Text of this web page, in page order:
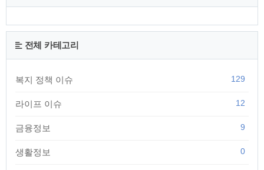
전체 카테고리
복지 정책 이슈 129
라이프 이슈 12
금융정보 9
생활정보 0